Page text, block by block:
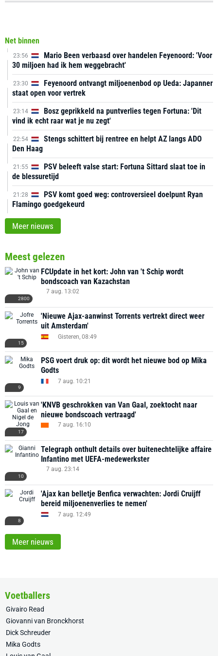
Net binnen
23:56
Mario Been verbaasd over handelen Feyenoord: 'Voor
30 miljoen had ik hem weggebracht'
23:30
Feyenoord ontvangt miljoenenbod op Ueda: Japanner
staat open voor vertrek
23:14
Bosz geprikkeld na puntverlies tegen Fortuna: 'Dit
vind ik echt raar wat je nu zegt'
22:54
Stengs schittert bij rentree en helpt AZ langs ADO
Den Haag
21:55
PSV beleeft valse start: Fortuna Sittard slaat toe in
de blessuretijd
21:28
PSV komt goed weg: controversieel doelpunt Ryan
Flamingo goedgekeurd
Meer nieuws
Meest gelezen
2800
FCUpdate in het kort: John van 't Schip wordt
bondscoach van Kazachstan
7 aug. 13:02
15
'Nieuwe Ajax-aanwinst Torrents vertrekt direct weer
uit Amsterdam'
Gisteren, 08:49
9
PSG voert druk op: dit wordt het nieuwe bod op Mika
Godts
7 aug. 10:21
17
'KNVB geschrokken van Van Gaal, zoektocht naar
nieuwe bondscoach vertraagd'
7 aug. 16:10
10
Telegraph onthult details over buitenechtelijke affaire
Infantino met UEFA-medewerkster
7 aug. 23:14
8
'Ajax kan belletje Benfica verwachten: Jordi Cruijff
bereid miljoenenverlies te nemen'
7 aug. 12:49
Meer nieuws
Voetballers
Givairo Read
Giovanni van Bronckhorst
Dick Schreuder
Mika Godts